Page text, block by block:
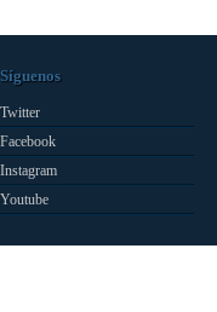
Síguenos
Twitter
Facebook
Instagram
Youtube